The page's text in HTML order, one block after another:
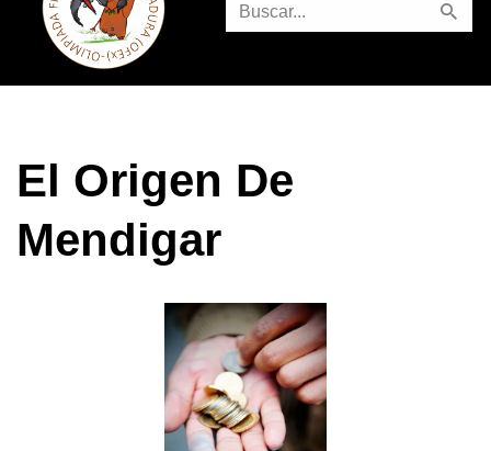
El Origen De
Mendigar